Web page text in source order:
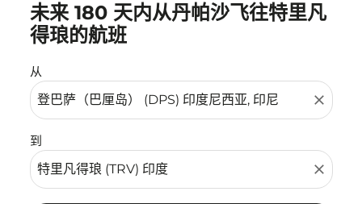
未来 180 天内从丹帕沙飞往特里凡
得琅的航班
从
close
到
close
没有符合您的筛选条件的机票。请调整您的筛选条件。